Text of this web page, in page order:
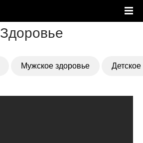
Здоровье
Мужское здоровье